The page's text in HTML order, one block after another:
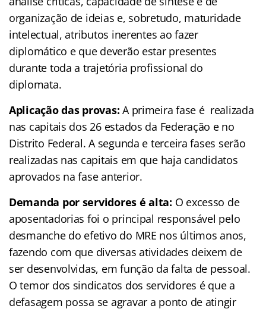
organização de ideias e, sobretudo, maturidade
intelectual, atributos inerentes ao fazer
diplomático e que deverão estar presentes
durante toda a trajetória profissional do
diplomata.
Aplicação das provas: A primeira fase é realizada
nas capitais dos 26 estados da Federação e no
Distrito Federal. A segunda e terceira fases serão
realizadas nas capitais em que haja candidatos
aprovados na fase anterior.
Demanda por servidores é alta: O excesso de
aposentadorias foi o principal responsável pelo
desmanche do efetivo do MRE nos últimos anos,
fazendo com que diversas atividades deixem de
ser desenvolvidas, em função da falta de pessoal.
O temor dos sindicatos dos servidores é que a
defasagem possa se agravar a ponto de atingir